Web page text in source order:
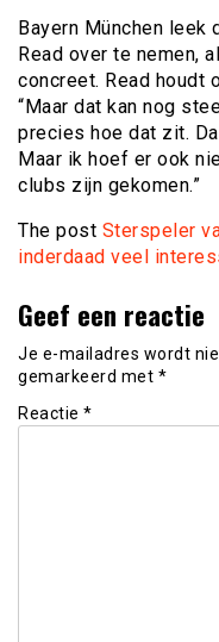
Bayern München
Read over te nemen,
concreet. Read houdt
“Maar dat kan nog
precies hoe dat zit.
Maar ik hoef er ook
clubs zijn gekomen.”
The post Sterspeler
inderdaad veel
Geef een reactie
Je e-mailadres wordt
gemarkeerd met *
Reactie *